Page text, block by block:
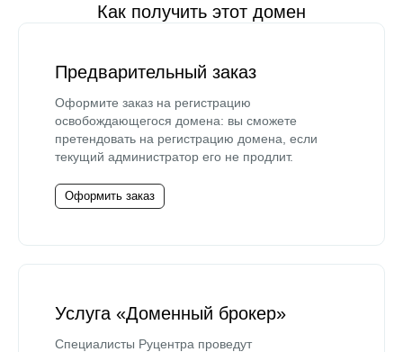
Как получить этот домен
Предварительный заказ
Оформите заказ на регистрацию
освобождающегося домена: вы сможете
претендовать на регистрацию домена, если
текущий администратор его не продлит.
Оформить заказ
Услуга «Доменный брокер»
Специалисты Руцентра проведут